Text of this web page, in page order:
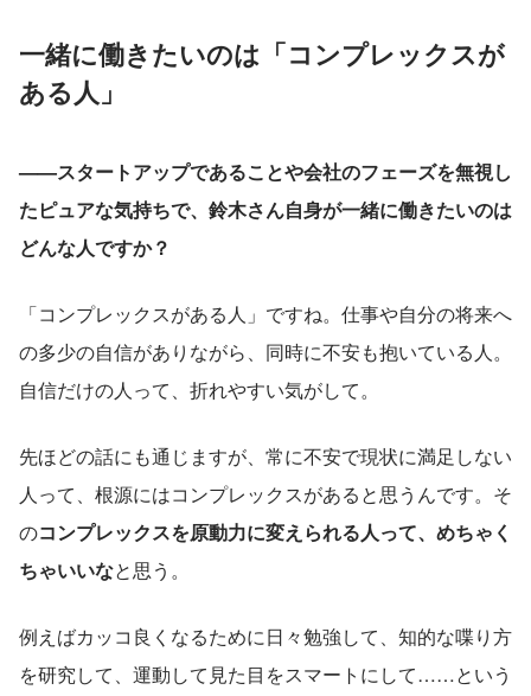
一緒に働きたいのは「コンプレックスが
ある人」
——スタートアップであることや会社のフェーズを無視し
たピュアな気持ちで、鈴木さん自身が一緒に働きたいのは
どんな人ですか？
「コンプレックスがある人」ですね。仕事や自分の将来へ
の多少の自信がありながら、同時に不安も抱いている人。
自信だけの人って、折れやすい気がして。
先ほどの話にも通じますが、常に不安で現状に満足しない
人って、根源にはコンプレックスがあると思うんです。そ
のコンプレックスを原動力に変えられる人って、めちゃく
ちゃいいなと思う。
例えばカッコ良くなるために日々勉強して、知的な喋り方
を研究して、運動して見た目をスマートにして……という